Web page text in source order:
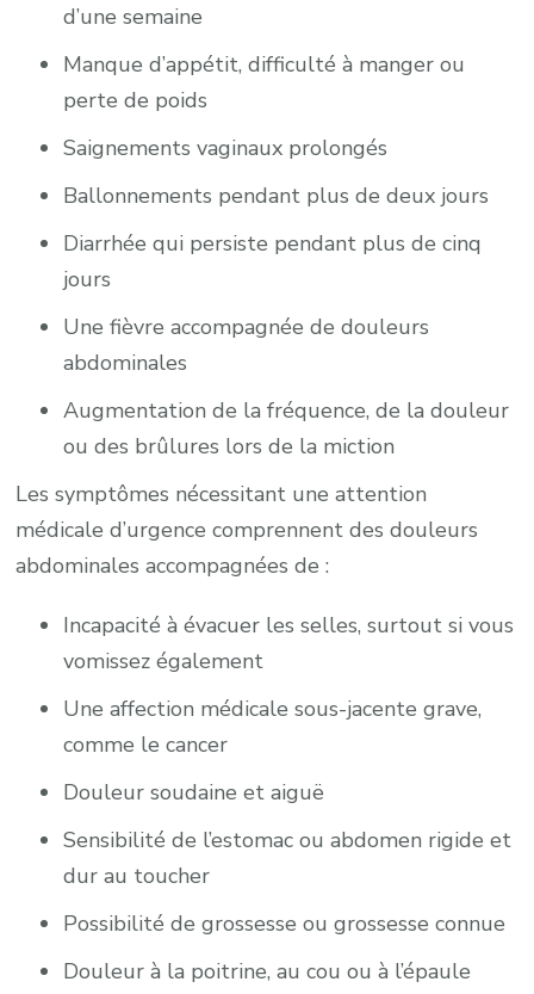
d’une semaine
Manque d’appétit, difficulté à manger ou
perte de poids
Saignements vaginaux prolongés
Ballonnements pendant plus de deux jours
Diarrhée qui persiste pendant plus de cinq
jours
Une fièvre accompagnée de douleurs
abdominales
Augmentation de la fréquence, de la douleur
ou des brûlures lors de la miction
Les symptômes nécessitant une attention
médicale d’urgence comprennent des douleurs
abdominales accompagnées de :
Incapacité à évacuer les selles, surtout si vous
vomissez également
Une affection médicale sous-jacente grave,
comme le cancer
Douleur soudaine et aiguë
Sensibilité de l’estomac ou abdomen rigide et
dur au toucher
Possibilité de grossesse ou grossesse connue
Douleur à la poitrine, au cou ou à l’épaule